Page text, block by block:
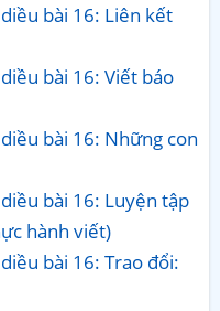
bài 16: Liên kết
bài 16: Viết báo
bài 16: Những con
bài 16: Luyện tập
hành viết)
bài 16: Trao đổi: